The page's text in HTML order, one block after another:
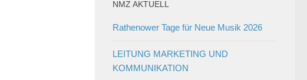
NMZ AKTUELL
Rathenower Tage für Neue Musik 2026
LEITUNG MARKETING UND
KOMMUNIKATION